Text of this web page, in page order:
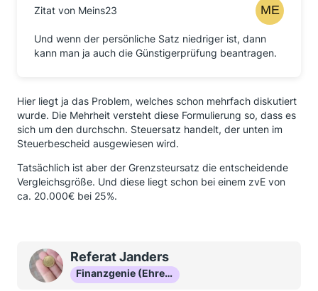
Zitat von Meins23
Und wenn der persönliche Satz niedriger ist, dann
kann man ja auch die Günstigerprüfung beantragen.
Hier liegt ja das Problem, welches schon mehrfach diskutiert
wurde. Die Mehrheit versteht diese Formulierung so, dass es
sich um den durchschn. Steuersatz handelt, der unten im
Steuerbescheid ausgewiesen wird.
Tatsächlich ist aber der Grenzsteursatz die entscheidende
Vergleichsgröße. Und diese liegt schon bei einem zvE von
ca. 20.000€ bei 25%.
Referat Janders
Finanzgenie (Ehrenmitglied)